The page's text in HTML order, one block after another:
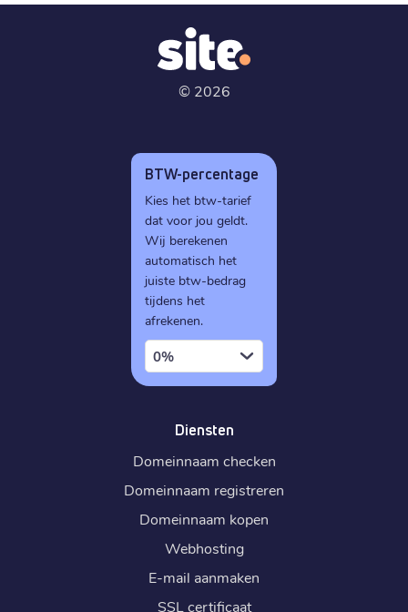
© 2026
BTW-percentage
Kies het btw-tarief
dat voor jou geldt.
Wij berekenen
automatisch het
juiste btw-bedrag
tijdens het
afrekenen.
0%
Diensten
Domeinnaam checken
Domeinnaam registreren
Domeinnaam kopen
Webhosting
E-mail aanmaken
SSL certificaat